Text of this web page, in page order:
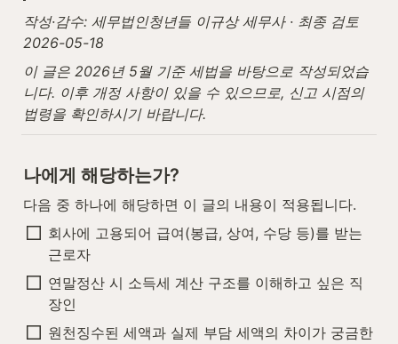
작성·감수: 세무법인청년들 이규상 세무사 · 최종 검토
2026-05-18
이 글은 2026년 5월 기준 세법을 바탕으로 작성되었습
니다. 이후 개정 사항이 있을 수 있으므로, 신고 시점의
법령을 확인하시기 바랍니다.
나에게 해당하는가?
다음 중 하나에 해당하면 이 글의 내용이 적용됩니다.
회사에 고용되어 급여(봉급, 상여, 수당 등)를 받는
근로자
연말정산 시 소득세 계산 구조를 이해하고 싶은 직
장인
원천징수된 세액과 실제 부담 세액의 차이가 궁금한